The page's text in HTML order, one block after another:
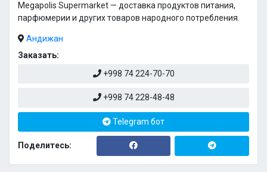
Megapolis Supermarket — доставка продуктов питания,
парфюмерии и других товаров народного потребления.
Андижан
Заказать:
+998 74 224-70-70
+998 74 228-48-48
Telegram бот
Поделитесь: